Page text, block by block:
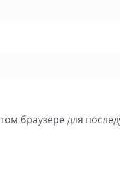
браузере для